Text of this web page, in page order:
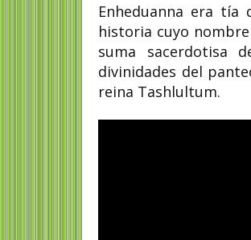
Enheduanna era
historia cuyo
suma sacerdotisa
divinidades del
reina Tashlultum.